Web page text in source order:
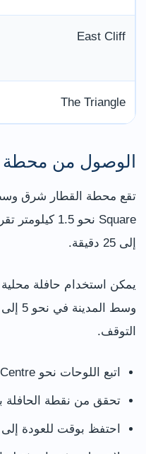
East Cliff
The Triangle
الوصول من محطة
إلى 25 دقيقة.
يمكن استخدام حافلة
التوقف.
اتبع اللوحات نحو Town Centre وليس الشاطئ مباشرةً.
تحقق من نقطة الحافلة
احتفظ بوقت للعودة